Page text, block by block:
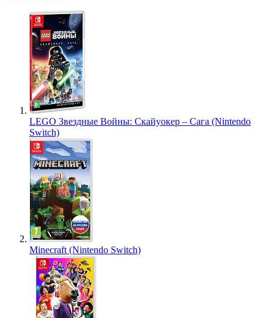
LEGO Звездные Войны: Скайуокер – Сага (Nintendo
Switch)
Minecraft (Nintendo Switch)